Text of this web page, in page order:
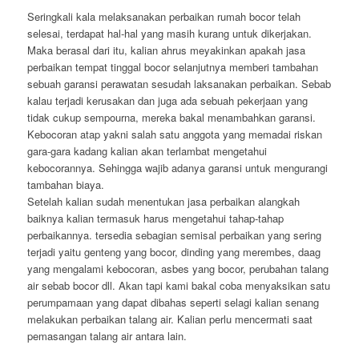
Seringkali kala melaksanakan perbaikan rumah bocor telah
selesai, terdapat hal-hal yang masih kurang untuk dikerjakan.
Maka berasal dari itu, kalian ahrus meyakinkan apakah jasa
perbaikan tempat tinggal bocor selanjutnya memberi tambahan
sebuah garansi perawatan sesudah laksanakan perbaikan. Sebab
kalau terjadi kerusakan dan juga ada sebuah pekerjaan yang
tidak cukup sempourna, mereka bakal menambahkan garansi.
Kebocoran atap yakni salah satu anggota yang memadai riskan
gara-gara kadang kalian akan terlambat mengetahui
kebocorannya. Sehingga wajib adanya garansi untuk mengurangi
tambahan biaya.
Setelah kalian sudah menentukan jasa perbaikan alangkah
baiknya kalian termasuk harus mengetahui tahap-tahap
perbaikannya. tersedia sebagian semisal perbaikan yang sering
terjadi yaitu genteng yang bocor, dinding yang merembes, daag
yang mengalami kebocoran, asbes yang bocor, perubahan talang
air sebab bocor dll. Akan tapi kami bakal coba menyaksikan satu
perumpamaan yang dapat dibahas seperti selagi kalian senang
melakukan perbaikan talang air. Kalian perlu mencermati saat
pemasangan talang air antara lain.